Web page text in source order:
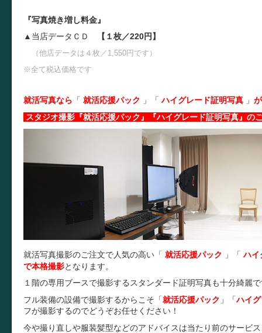
『写真焼き増し料金』
▲当店データＣＤ
【１枚／220円】
（他店データは４枚／1,550円です）
※全て税込価格です
就活写真なら 「 就活応援パック 」 「ハイグレード証明写真 」
スタジオ撮影『就活応援パック』『ハイグレード証明写真』の
就活写真撮影のご注文で人気の高い「 就活応援パック 」 「ハイ
で本格撮影となります。
１階の専用ブースで撮影するスタンダード証明写真も十分綺麗
フル装備の設備で撮影するからこそ 「就活応援パック 」 「ハイ
フが撮影するのでどうぞお任せください！
今や撮り直しや服装髪型などのアドバイスは当たり前のサービ